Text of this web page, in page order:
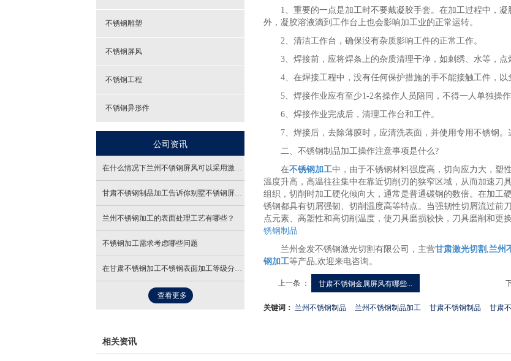
1、重要的一点是加工时不要戴凝胶手套。在加工过程中，凝
外，凝胶溶液滴到工作台上也会影响加工业的正常运转。
2、清洁工作台，确保没有杂质影响工件的正常工作。
3、焊接前，应将焊条上的杂质清理干净，如刺绣、水等，点
4、在焊接工程中，没有任何保护措施的手不能接触工件，以
5、焊接作业应有至少1-2名操作人员陪同，不得一人单独操作
6、焊接作业完成后，清理工作台和工件。
7、焊接后，去除薄膜时，应清洗表面，并使用专用不锈钢。
二、不锈钢制品加工操作注意事项是什么?
在不锈钢加工中，由于不锈钢材料强度高，切向应力大，塑
温度升高，高温往往集中在靠近切削刃的狭窄区域，从而加速刀
组织，切削时加工硬化倾向大，通常是普通碳钢的数倍。在加工
锈钢都具有切屑强韧、切削温度高等特点。当强韧性切屑流过前
点元素、高塑性和高切削温度，使刀具磨损较快，刀具磨削和更
锈钢制品
兰州金发不锈钢激光切割有限公司，主营甘肃激光切割 ,兰州
钢加工等产品,欢迎来电咨询。
上一条 ： 甘肃不锈钢金属屏风有哪些...
关键词： 兰州不锈钢制品 兰州不锈钢制品加工 甘肃不锈钢制品 甘肃
- 售货亭
- 站台岗亭
- 拖车式环保公厕
不锈钢雕塑
不锈钢屏风
不锈钢工程
不锈钢异形件
公司资讯
在什么情况下兰州不锈钢屏风可以采用激光镂空
甘肃不锈钢制品加工告诉你别墅不锈钢屏风多为小型隔断
兰州不锈钢加工的表面处理工艺有哪些？
不锈钢加工需求考虑哪些问题
在甘肃不锈钢加工不锈钢表面加工等级分哪些？
查看更多
相关资讯